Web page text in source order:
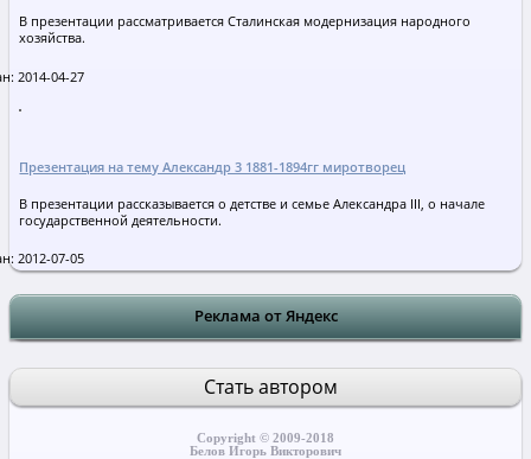
В презентации рассматривается Сталинская модернизация народного
хозяйства.
2014-04-27
Презентация на тему Александр 3 1881-1894гг миротворец
В презентации рассказывается о детстве и семье Александра III, о начале
государственной деятельности.
2012-07-05
Реклама от Яндекс
Стать автором
Copyright © 2009-2018
Белов Игорь Викторович